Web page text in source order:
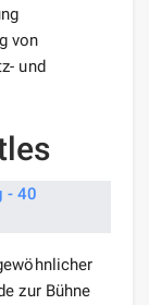
von
und
zur Bühne